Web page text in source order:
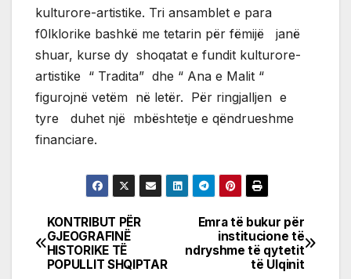
kulturore-artistike. Tri ansamblet e para
f0lklorike bashkë me tetarin për fëmijë janë
shuar, kurse dy shoqatat e fundit kulturore-
artistike “ Tradita” dhe “ Ana e Malit “
figurojnë vetëm në letër. Për ringjalljen e
tyre duhet një mbështetje e qëndrueshme
financiare.
Post
navigation
Emra të bukur për
institucione të
ndryshme të qytetit
të Ulqinit
KONTRIBUT PËR
GJEOGRAFINË
HISTORIKE TË
POPULLIT SHQIPTAR